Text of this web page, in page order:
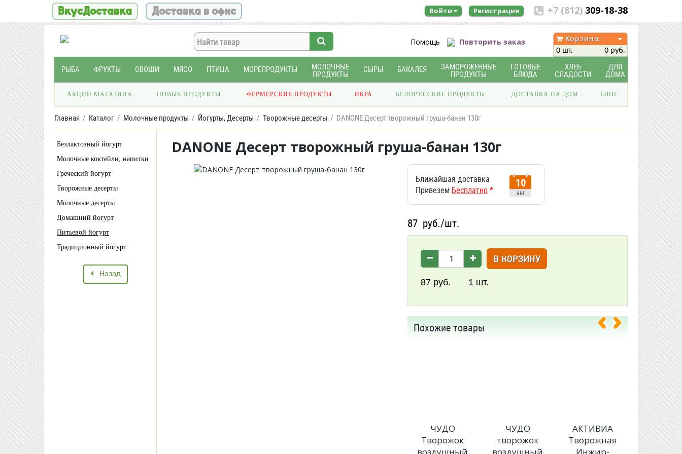
ВкусДоставка Доставка в офис +7 (812) 309-18-38
Войти Регистрация
Помощь Повторить заказ
Корзина:
0 шт.
0 руб.
РЫБА ФРУКТЫ ОВОЩИ МЯСО ПТИЦА МОРЕПРОДУКТЫ МОЛОЧНЫЕ
ПРОДУКТЫ
СЫРЫ БАКАЛЕЯ ЗАМОРОЖЕННЫЕ
ПРОДУКТЫ
ГОТОВЫЕ
БЛЮДА
ХЛЕБ
СЛАДОСТИ
ДЛЯ
ДОМА
АКЦИИ МАГАЗИНА НОВЫЕ ПРОДУКТЫ ФЕРМЕРСКИЕ ПРОДУКТЫ ИКРА БЕЛОРУССКИЕ ПРОДУКТЫ ДОСТАВКА НА ДОМ БЛОГ
Главная Каталог Молочные продукты Йогурты, Десерты Творожные десерты DANONE Десерт творожный груша-банан 130г
Безлактозный йогурт
Молочные коктейли, напитки
Греческий йогурт
Творожные десерты
Молочные десерты
Домашний йогурт
Питьевой йогурт
Традиционный йогурт
Назад
DANONE Десерт творожный груша-банан 130г
Ближайшая доставка
Привезем Бесплатно*
10
авг
87 руб./шт.
В КОРЗИНУ
87 руб. 1 шт.
Похожие товары
ЧУДО
Творожок
ЧУДО
творожок
АКТИВИА
Творожная